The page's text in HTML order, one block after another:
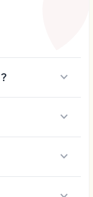
keyboard_arrow_down
keyboard_arrow_down
keyboard_arrow_down